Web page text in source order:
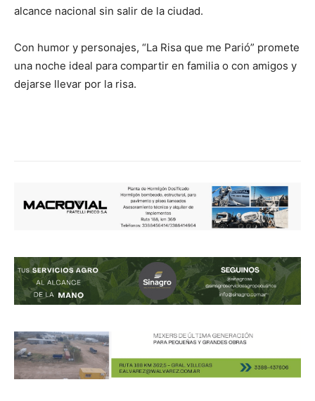
alcance nacional sin salir de la ciudad.
Con humor y personajes, “La Risa que me Parió” promete
una noche ideal para compartir en familia o con amigos y
dejarse llevar por la risa.